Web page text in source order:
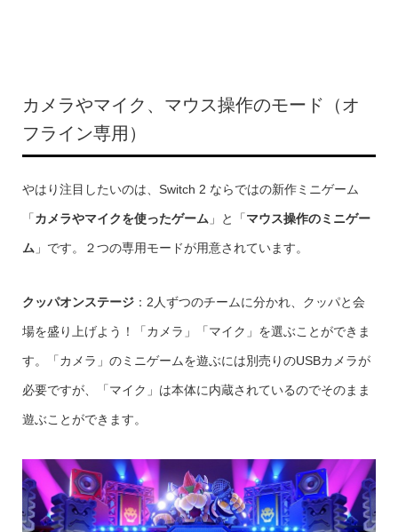
カメラやマイク、マウス操作のモード（オ
フライン専用）
やはり注目したいのは、Switch 2 ならではの新作ミニゲーム
「カメラやマイクを使ったゲーム」と「マウス操作のミニゲー
ム」です。２つの専用モードが用意されています。
クッパオンステージ：2人ずつのチームに分かれ、クッパと会
場を盛り上げよう！「カメラ」「マイク」を選ぶことができま
す。「カメラ」のミニゲームを遊ぶには別売りのUSBカメラが
必要ですが、「マイク」は本体に内蔵されているのでそのまま
遊ぶことができます。